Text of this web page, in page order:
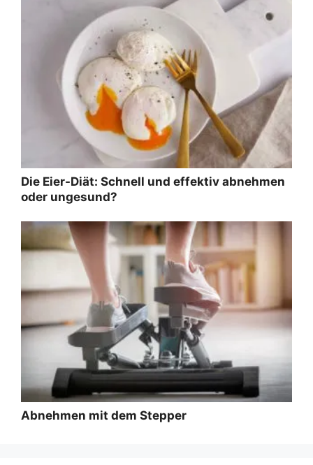
Die Eier-Diät: Schnell und effektiv abnehmen
oder ungesund?
Abnehmen mit dem Stepper